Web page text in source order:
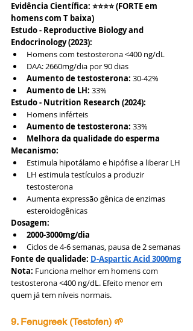
Evidência Científica: ⭐⭐⭐⭐ (FORTE em
homens com T baixa)
Estudo - Reproductive Biology and
Endocrinology (2023):
Homens com testosterona <400 ng/dL
DAA: 2660mg/dia por 90 dias
Aumento de testosterona: 30-42%
Aumento de LH: 33%
Estudo - Nutrition Research (2024):
Homens inférteis
Aumento de testosterona: 33%
Melhora da qualidade do esperma
Mecanismo:
Estimula hipotálamo e hipófise a liberar LH
LH estimula testículos a produzir
testosterona
Aumenta expressão gênica de enzimas
esteroidogênicas
Dosagem:
2000-3000mg/dia
Ciclos de 4-6 semanas, pausa de 2 semanas
Fonte de qualidade: D-Aspartic Acid 3000mg
Nota: Funciona melhor em homens com
testosterona <400 ng/dL. Efeito menor em
quem já tem níveis normais.
9. Fenugreek (Testofen) 🌱